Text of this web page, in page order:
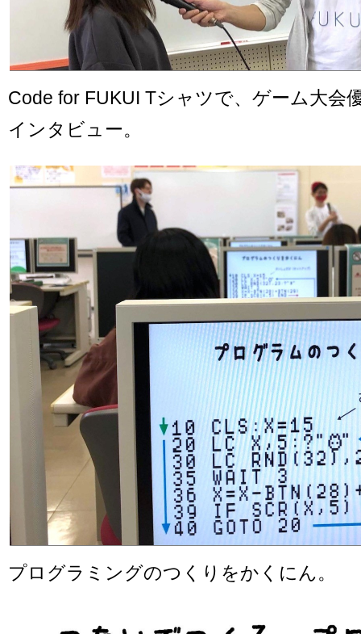
Code for FUKUI Tシャツで、ゲーム大会
インタビュー。
プログラミングのつくりをかくにん。